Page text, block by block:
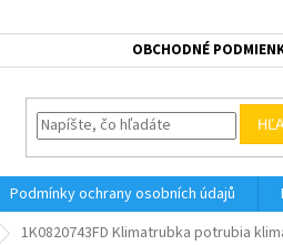
OBCHODNÉ
Podmínky ochrany osobních údajů
1K0820743FD Klimatrubka potrubia